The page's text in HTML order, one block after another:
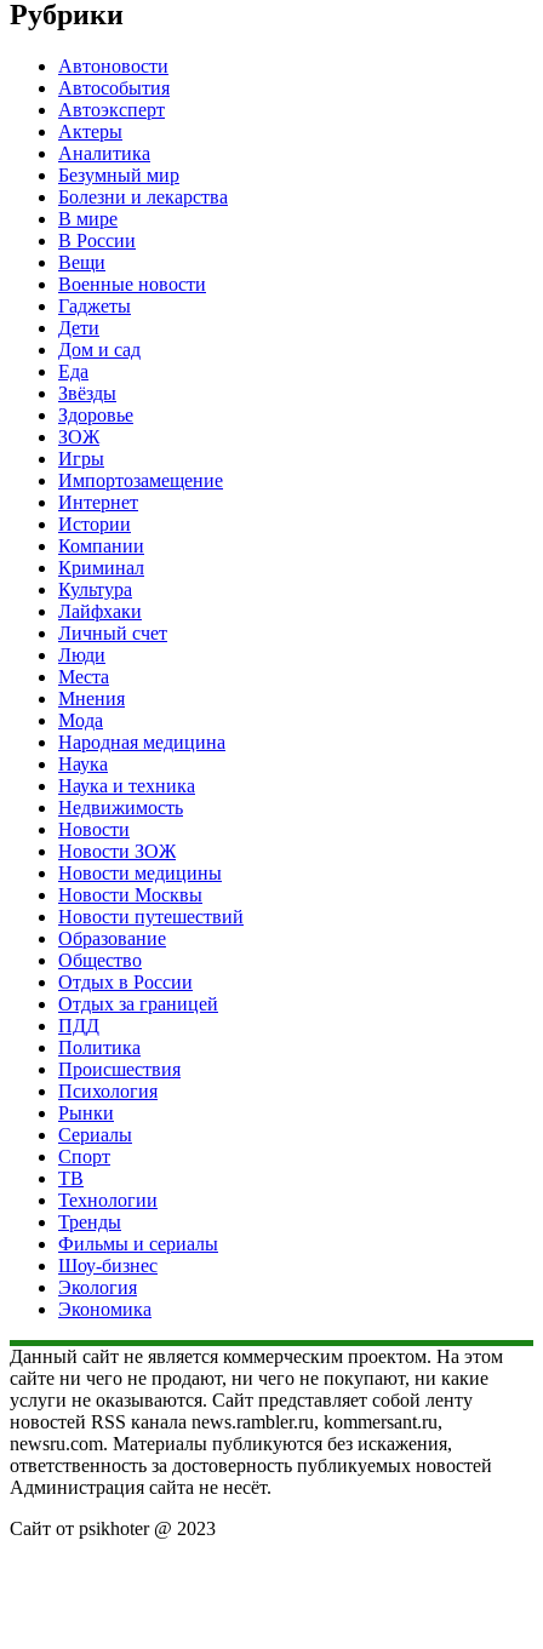
Рубрики
Автоновости
Автособытия
Автоэксперт
Актеры
Аналитика
Безумный мир
Болезни и лекарства
В мире
В России
Вещи
Военные новости
Гаджеты
Дети
Дом и сад
Еда
Звёзды
Здоровье
ЗОЖ
Игры
Импортозамещение
Интернет
Истории
Компании
Криминал
Культура
Лайфхаки
Личный счет
Люди
Места
Мнения
Мода
Народная медицина
Наука
Наука и техника
Недвижимость
Новости
Новости ЗОЖ
Новости медицины
Новости Москвы
Новости путешествий
Образование
Общество
Отдых в России
Отдых за границей
ПДД
Политика
Происшествия
Психология
Рынки
Сериалы
Спорт
ТВ
Технологии
Тренды
Фильмы и сериалы
Шоу-бизнес
Экология
Экономика
Данный сайт не является коммерческим проектом. На этом
сайте ни чего не продают, ни чего не покупают, ни какие
услуги не оказываются. Сайт представляет собой ленту
новостей RSS канала news.rambler.ru, kommersant.ru,
newsru.com. Материалы публикуются без искажения,
ответственность за достоверность публикуемых новостей
Администрация сайта не несёт.
Сайт от psikhoter @ 2023